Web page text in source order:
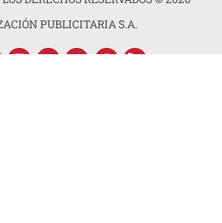
PUBLICITARIA S.A.